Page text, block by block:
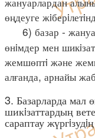
өңдеуге
6) базар -
өнiмдер мен
жемшөптi және
алғанда, арнайы
3. Базарларда мал
шикiзаттардың
сараптау